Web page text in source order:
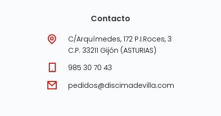
Contacto
C/Arquímedes, 172 P.I.Roces, 3
C.P. 33211 Gijón (ASTURIAS)
985 30 70 43
pedidos@discimadevilla.com